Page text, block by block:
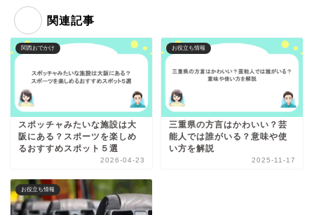
関連記事
関西おでかけ
スポッチャみたいな施設は大
阪にある？スポーツを楽しめ
るおすすめスポット５選
2026-04-23
お役立ち情報
三重県の方言はかわいい？芸
能人では誰がいる？意味や使
い方を解説
2025-11-17
お役立ち情報